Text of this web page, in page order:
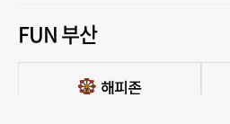
FUN 부산